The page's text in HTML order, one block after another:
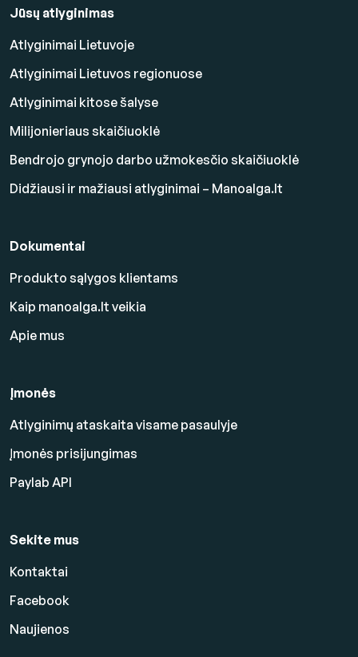
Jūsų atlyginimas
Atlyginimai Lietuvoje
Atlyginimai Lietuvos regionuose
Atlyginimai kitose šalyse
Milijonieriaus skaičiuoklė
Bendrojo grynojo darbo užmokesčio skaičiuoklė
Didžiausi ir mažiausi atlyginimai – Manoalga.lt
Dokumentai
Produkto sąlygos klientams
Kaip manoalga.lt veikia
Apie mus
Įmonės
Atlyginimų ataskaita visame pasaulyje
Įmonės prisijungimas
Paylab API
Sekite mus
Kontaktai
Facebook
Naujienos